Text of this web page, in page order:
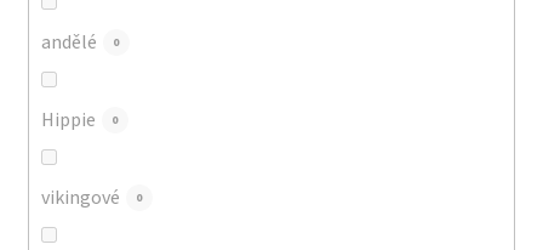
andělé 0
Hippie 0
vikingové 0